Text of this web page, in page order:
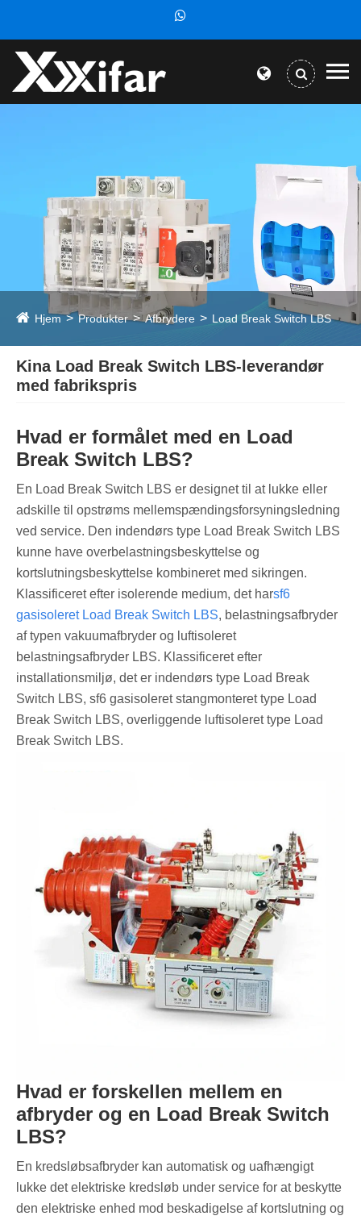
Hjem Produkter Afbrydere Load Break Switch LBS
Kina Load Break Switch LBS-leverandør
med fabrikspris
Hvad er formålet med en Load
Break Switch LBS?
En Load Break Switch LBS er designet til at lukke eller
adskille til opstrøms mellemspændingsforsyningsledning
ved service. Den indendørs type Load Break Switch LBS
kunne have overbelastningsbeskyttelse og
kortslutningsbeskyttelse kombineret med sikringen.
Klassificeret efter isolerende medium, det harsf6
gasisoleret Load Break Switch LBS, belastningsafbryder
af typen vakuumafbryder og luftisoleret
belastningsafbryder LBS. Klassificeret efter
installationsmiljø, det er indendørs type Load Break
Switch LBS, sf6 gasisoleret stangmonteret type Load
Break Switch LBS, overliggende luftisoleret type Load
Break Switch LBS.
Hvad er forskellen mellem en
afbryder og en Load Break Switch
LBS?
En kredsløbsafbryder kan automatisk og uafhængigt
lukke det elektriske kredsløb under service for at beskytte
den elektriske enhed mod beskadigelse af kortslutning og